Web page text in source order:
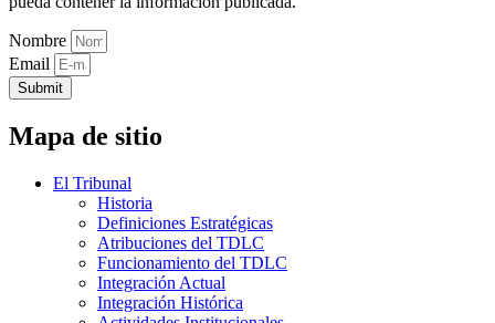
Nombre
Email
Submit
Mapa de sitio
El Tribunal
Historia
Definiciones Estratégicas
Atribuciones del TDLC
Funcionamiento del TDLC
Integración Actual
Integración Histórica